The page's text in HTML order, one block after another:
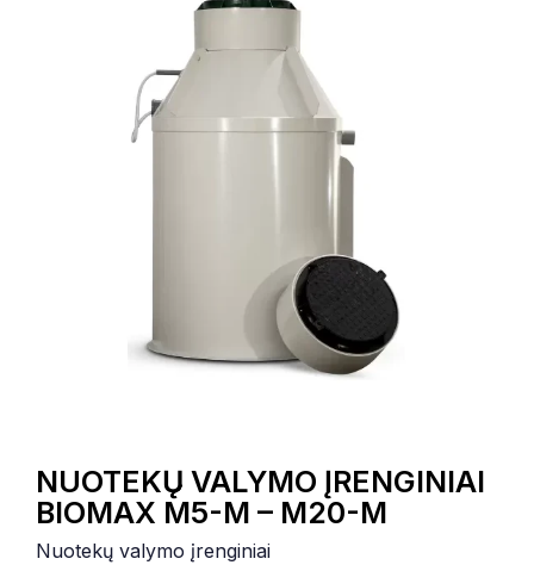
NUOTEKŲ VALYMO ĮRENGINIAI
BIOMAX M5-M – M20-M
Nuotekų valymo įrenginiai